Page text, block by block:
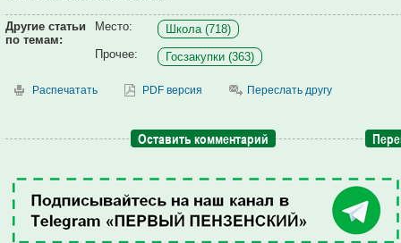
Другие статьи
по темам:
Место:
Школа (718)
Прочее:
Госзакупки (363)
Распечатать PDF версия Переслать другу
Оставить комментарий